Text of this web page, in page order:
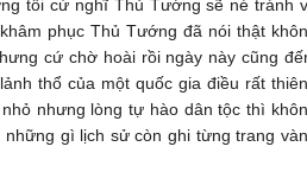
tôi cứ nghĩ Thủ Tướng sẽ né tránh
phục Thủ Tướng đã nói thật
cứ chờ hoài rồi ngày này cũng
thổ của một quốc gia điều rất
nhưng lòng tự hào dân tộc thì
gì lịch sử còn ghi từng trang